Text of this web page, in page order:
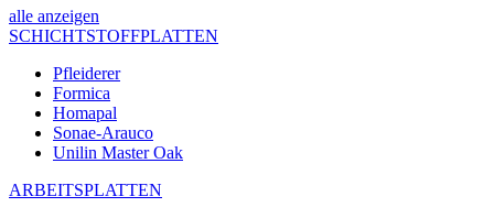
alle anzeigen
SCHICHTSTOFFPLATTEN
Pfleiderer
Formica
Homapal
Sonae-Arauco
Unilin Master Oak
ARBEITSPLATTEN